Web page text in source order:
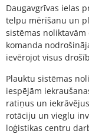
Daugavgrīvas ielas
telpu mērīšanu un
sistēmas
komanda
ievērojot visus
Plauktu sistēmas
iespējām
ratiņus un
rotāciju un vieglu
loģistikas centru